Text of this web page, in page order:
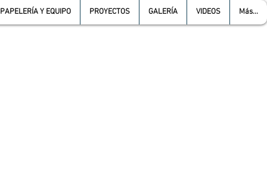
PAPELERÍA Y EQUIPO PROYECTOS GALERÍA VIDEOS Más...